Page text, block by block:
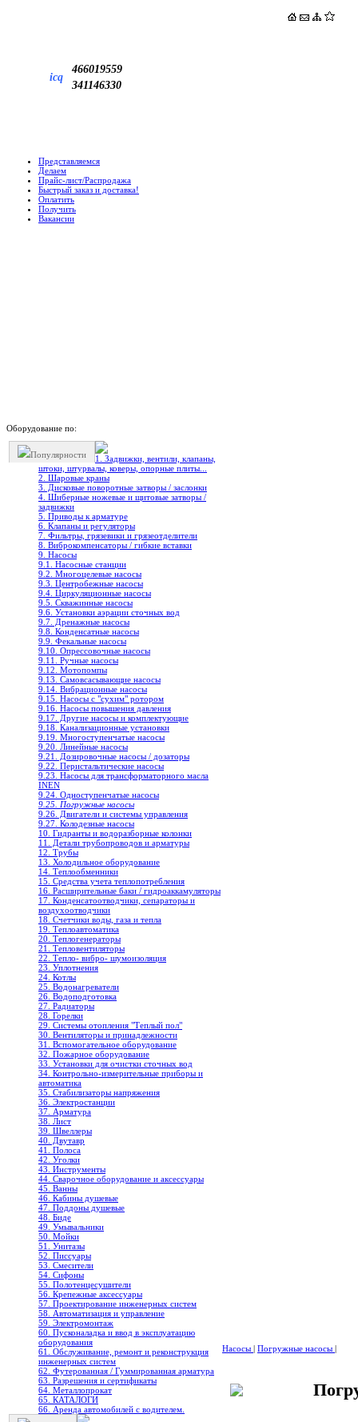
icq
466019559
341146330
Представляемся
Делаем
Прайс-лист/Распродажа
Быстрый заказ и доставка!
Оплатить
Получить
Вакансии
Оборудование по:
Популярности
1. Задвижки, вентили, клапаны,
штоки, штурвалы, коверы, опорные плиты...
2. Шаровые краны
3. Дисковые поворотные затворы / заслонки
4. Шиберные ножевые и щитовые затворы /
задвижки
5. Приводы к арматуре
6. Клапаны и регуляторы
7. Фильтры, грязевики и грязеотделители
8. Виброкомпенсаторы / гибкие вставки
9. Насосы
9.1. Насосные станции
9.2. Многоцелевые насосы
9.3. Центробежные насосы
9.4. Циркуляционные насосы
9.5. Скважинные насосы
9.6. Установки аэрации сточных вод
9.7. Дренажные насосы
9.8. Конденсатные насосы
9.9. Фекальные насосы
9.10. Опрессовочные насосы
9.11. Ручные насосы
9.12. Мотопомпы
9.13. Самовсасывающие насосы
9.14. Вибрационные насосы
9.15. Насосы с "сухим" ротором
9.16. Насосы повышения давления
9.17. Другие насосы и комплектующие
9.18. Канализационные установки
9.19. Многоступенчатые насосы
9.20. Линейные насосы
9.21. Дозировочные насосы / дозаторы
9.22. Перистальтические насосы
9.23. Насосы для трансформаторного масла
INEN
9.24. Одноступенчатые насосы
9.25. Погружные насосы
9.26. Двигатели и системы управления
9.27. Колодезные насосы
10. Гидранты и водоразборные колонки
11. Детали трубопроводов и арматуры
12. Трубы
13. Холодильное oборудование
14. Теплообменники
15. Средства учета теплопотребления
16. Расширительные баки / гидроаккамуляторы
17. Конденсатоотводчики, сепараторы и
воздухоотводчики
18. Счетчики воды, газа и тепла
19. Теплоавтоматика
20. Теплогенераторы
21. Тепловентиляторы
22. Тепло- вибро- шумоизоляция
23. Уплотнения
24. Котлы
25. Водонагреватели
26. Водоподготовка
27. Радиаторы
28. Горелки
29. Системы отопления "Теплый пол"
30. Вентиляторы и принадлежности
31. Вспомогательное оборудование
32. Пожарное оборудование
33. Установки для очистки сточных вод
34. Контрольно-измерительные приборы и
автоматика
35. Стабилизаторы напряжения
36. Электростанции
37. Арматура
38. Лист
39. Швеллеры
40. Двутавр
41. Полоса
42. Уголки
43. Инструменты
44. Сварочное оборудование и аксессуары
45. Ванны
46. Кабины душевые
47. Поддоны душевые
48. Биде
49. Умывальники
50. Мойки
51. Унитазы
52. Писсуары
53. Смесители
54. Сифоны
55. Полотенцесушители
56. Крепежные аксессуары
57. Проектирование инженерных систем
58. Автоматизация и управление
59. Электромонтаж
60. Пусконаладка и ввод в эксплуатацию
оборудования
61. Обслуживание, ремонт и реконструкция
инженерных систем
62. Футерованная / Гуммированная арматура
63. Разрешения и сертификаты
64. Металлопрокат
65. КАТАЛОГИ
66. Аренда автомобилей с водителем.
Насосы | Погружные насосы |